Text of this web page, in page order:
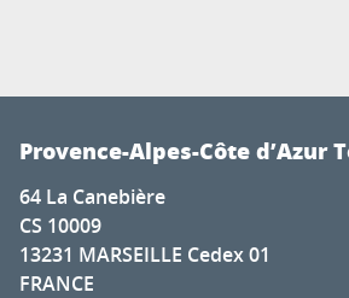
Provence-Alpes-Côte d’Azur
64 La Canebière
CS 10009
13231 MARSEILLE Cedex 01
FRANCE